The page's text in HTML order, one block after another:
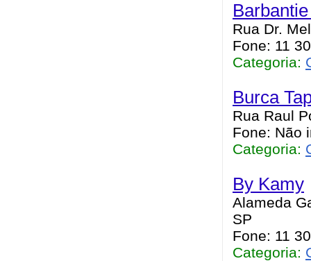
Rua Dr.
Fone: 11
Categoria:
Burca
Rua Raul
Fone: Não
Categoria:
By Kamy
Alameda
SP
Fone: 11
Categoria: